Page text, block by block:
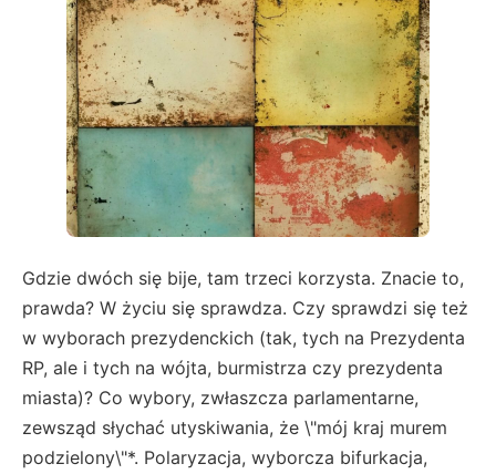
Gdzie dwóch się bije, tam trzeci korzysta. Znacie to,
prawda? W życiu się sprawdza. Czy sprawdzi się też
w wyborach prezydenckich (tak, tych na Prezydenta
RP, ale i tych na wójta, burmistrza czy prezydenta
miasta)? Co wybory, zwłaszcza parlamentarne,
zewsząd słychać utyskiwania, że \"mój kraj murem
podzielony\"*. Polaryzacja, wyborcza bifurkacja,